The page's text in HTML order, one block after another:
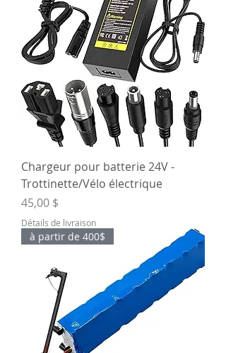
Chargeur pour batterie 24V -
Trottinette/Vélo électrique
Prix
45,00 $
Détails de livraison
à partir de 400$